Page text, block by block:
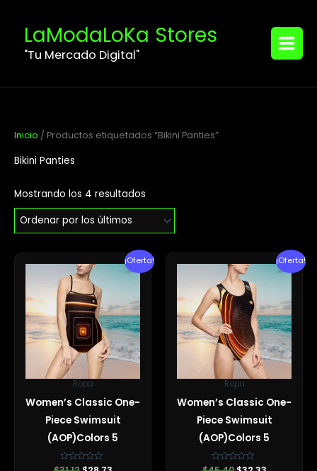
contenidoLaModaLoKa Stores
"Tu Mercado Digital"
MENU
Inicio / Productos etiquetados “Bikini Panties”
Bikini Panties
Mostrando los 4 resultados
últimos
¡Oferta!
Ropa
Women’s Classic One-
Piece Swimsuit
(AOP)Colors 5
Valorado
precio
original
era:
$31.12.
precio
actual
$28.73.
¡Oferta!
Ropa
Women’s Classic One-
Piece Swimsuit
(AOP)Colors 5
Valorado
precio
original
era:
$45.40.
precio
actual
$32.33.